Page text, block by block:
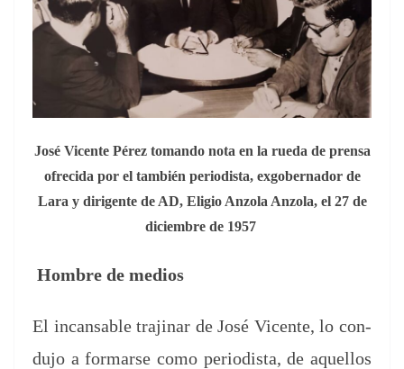
José Vicente Pérez toman­do nota en la rue­da de pren­sa
ofre­ci­da por el tam­bién peri­odista, exgob­er­nador de
Lara y diri­gente de AD, Eli­gio Anzo­la Anzo­la, el 27 de
diciem­bre de 1957
Hom­bre de medios
El incans­able tra­ji­nar de José Vicente, lo con­
du­jo a for­marse como peri­odista, de aque­l­los